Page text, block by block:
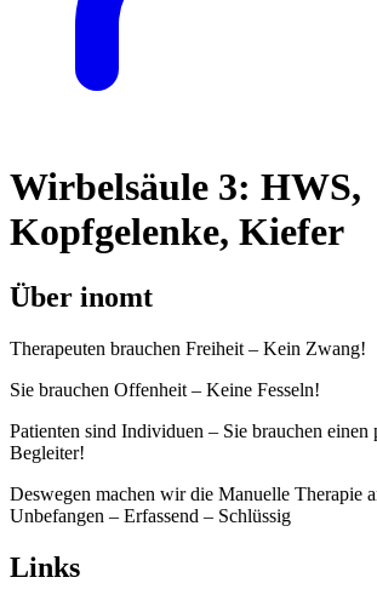
Wirbelsäule 3: HWS,
Kopfgelenke, Kiefer
Über inomt
Therapeuten brauchen Freiheit – Kein Zwang!
Sie brauchen Offenheit – Keine Fesseln!
Patienten sind Individuen – Sie brauchen einen
Begleiter!
Deswegen machen wir die Manuelle Therapie
Unbefangen – Erfassend – Schlüssig
Links